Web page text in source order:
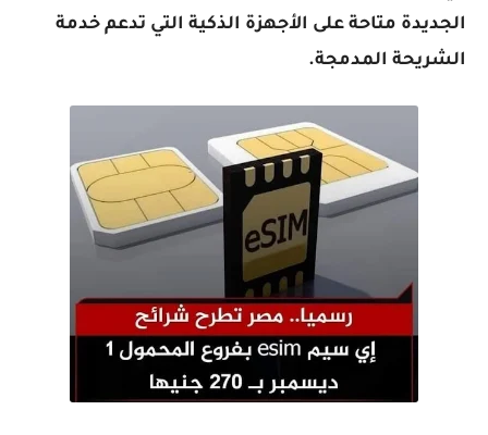
الجديدة متاحة على الأجهزة الذكية التي تدعم خدمة
الشريحة المدمجة.